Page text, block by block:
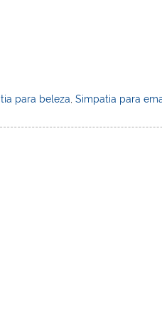
para beleza ,Simpatia para